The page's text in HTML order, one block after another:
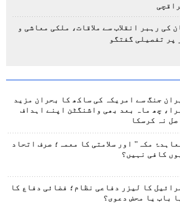
کی رہبر انقلاب سے ملاقات، ملکی معاشی و
پر تفصیلی گفتگو
جنگ سے امریکہ کی ساکھ کا بحران مزید
چھ ماہ بعد بھی واشنگٹن اپنے اہداف
نہ کرسکا
مکہ" اور سلامتی کا معمہ؛ صرف اتحاد
کافی نہیں؟
کا لیزر دفاعی نظام؛ فضائی دفاع کا
باب یا محض دعوی؟